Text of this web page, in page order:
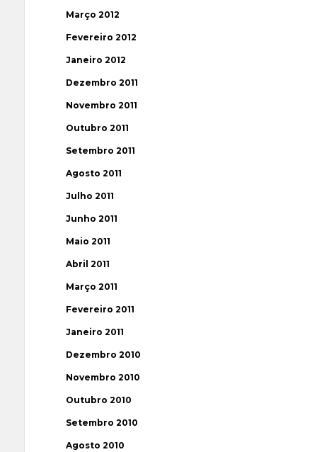
Março 2012
Fevereiro 2012
Janeiro 2012
Dezembro 2011
Novembro 2011
Outubro 2011
Setembro 2011
Agosto 2011
Julho 2011
Junho 2011
Maio 2011
Abril 2011
Março 2011
Fevereiro 2011
Janeiro 2011
Dezembro 2010
Novembro 2010
Outubro 2010
Setembro 2010
Agosto 2010